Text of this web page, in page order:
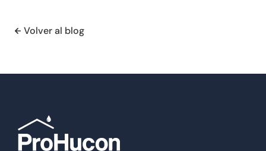
Volver al blog